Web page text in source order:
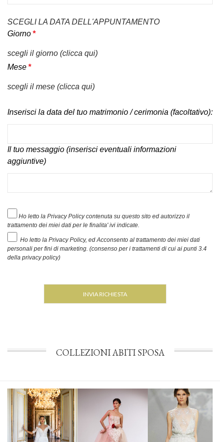
SCEGLI LA DATA DELL'APPUNTAMENTO
Giorno*
scegli il giorno (clicca qui)
Mese*
scegli il mese (clicca qui)
Inserisci la data del tuo matrimonio / cerimonia (facoltativo):
Il tuo messaggio (inserisci eventuali informazioni
aggiuntive)
Ho letto la Privacy Policy contenuta su questo sito ed autorizzo il
trattamento dei miei dati per le finalita' ivi indicate.
Ho letto la Privacy Policy, ed Acconsento al trattamento dei miei dati
personali per fini di marketing. (consenso per i trattamenti di cui ai punti 3.4
della privacy policy)
COLLEZIONI ABITI SPOSA